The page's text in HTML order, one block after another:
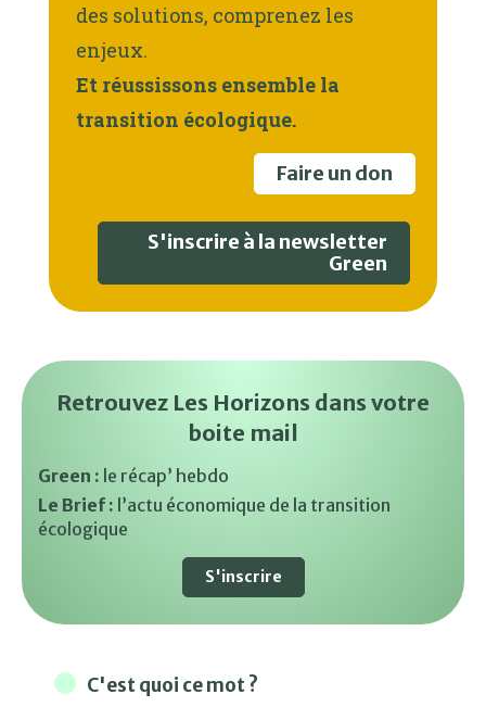
des solutions, comprenez les
enjeux.
Et réussissons ensemble la
transition écologique.
Faire un don
S'inscrire à la newsletter
Green
Retrouvez Les Horizons dans votre
boite mail
Green : le récap’ hebdo
Le Brief : l’actu économique de la transition
écologique
S'inscrire
C'est quoi ce mot ?